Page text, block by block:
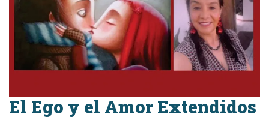
El Ego y el Amor Extendidos